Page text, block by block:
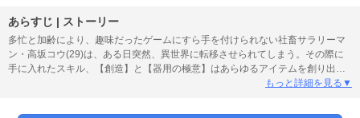
あらすじ | ストーリー
多忙と加齢により、趣味だったゲームにすら手を付けられない社畜サラリーマ
ン・高坂コウ(29)は、ある日突然、異世界に転移させられてしまう。その際に
手に入れたスキル、【創造】と【器用の極意】はあらゆるアイテムを創り出
し、使いこなすことができるチートスキルだった!忙しなく窮屈な生活から解放
もっと詳細を見る▼